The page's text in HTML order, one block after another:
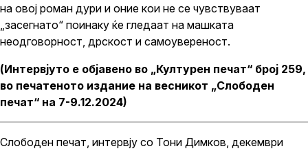
на овој роман дури и оние кои не се чувствуваат
„засегнато“ поинаку ќе гледаат на машката
неодговорност, дрскост и самоувереност.
(Интервјуто е објавено во „Културен печат“ број 259,
во печатеното издание на весникот „Слободен
печат“ на 7-9.12.2024)
Слободен печат, интервју со Тони Димков, декември